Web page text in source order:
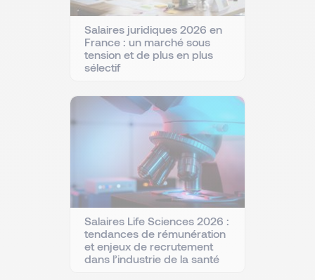
Salaires juridiques 2026 en
France : un marché sous
tension et de plus en plus
sélectif
Salaires Life Sciences 2026 :
tendances de rémunération
et enjeux de recrutement
dans l’industrie de la santé